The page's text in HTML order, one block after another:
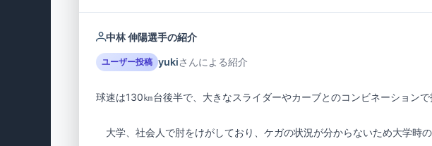
中林 伸陽選手の紹介
ユーザー投稿 yukiさんによる紹介